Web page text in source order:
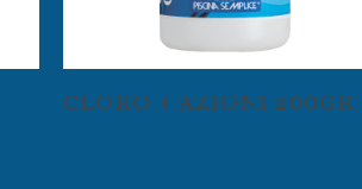
CLORO 4 AZIONI 200GR